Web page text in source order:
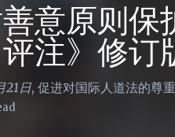
意原则保
注》修订
21日, 促进对国际人道法的尊重